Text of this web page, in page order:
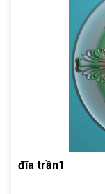
đĩa trần1